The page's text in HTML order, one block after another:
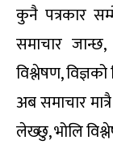
कुनै पत्रकार
समाचार
विश्लेषण,
अब समाचार
लेख्छु, भोलि